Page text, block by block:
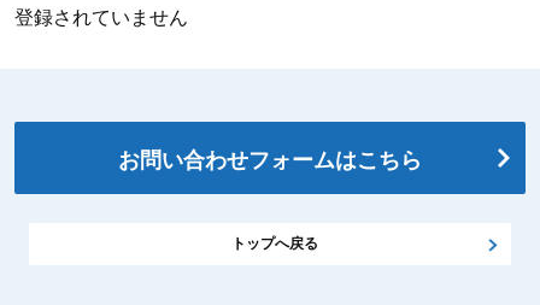
登録されていません
お問い合わせフォームはこちら
トップへ戻る